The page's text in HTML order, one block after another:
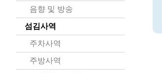
음향 및 방송
섬김사역
주차사역
주방사역